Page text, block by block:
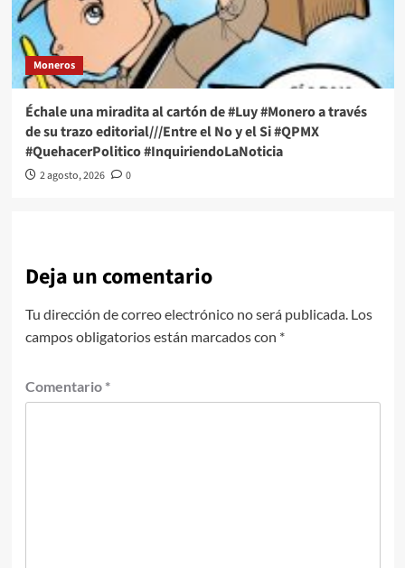
Moneros
Échale una miradita al cartón de #Luy #Monero a través
de su trazo editorial///Entre el No y el Si #QPMX
#QuehacerPolitico #InquiriendoLaNoticia
2 agosto, 2026 0
Deja un comentario
Tu dirección de correo electrónico no será publicada. Los
campos obligatorios están marcados con *
Comentario *